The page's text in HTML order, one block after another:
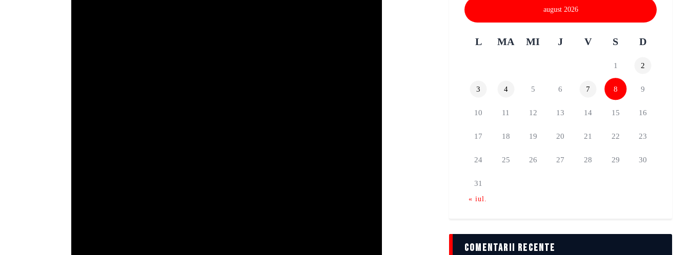
august 2026
L MA MI J V S D
1 2
3 4 5 6 7 8 9
10 11 12 13 14 15 16
17 18 19 20 21 22 23
24 25 26 27 28 29 30
31
« iul.
comentarii recente